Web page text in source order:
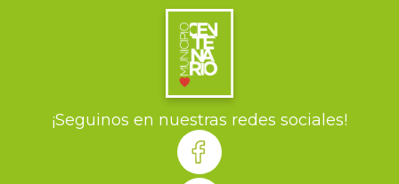
¡Seguinos en nuestras redes sociales!